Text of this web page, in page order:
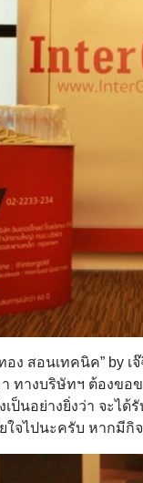
อง สอนเทคนิค” by
ทางบริษัทฯ ต้องข
เป็นอย่างยิ่งว่า จะ
ใจไปนะครับ หากมี